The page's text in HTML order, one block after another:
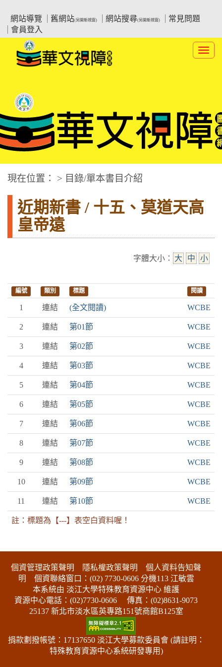
要
網站導覽
舊網站(另開新視窗) 網站搜尋(另開新視窗)
常見問題
會員登入
:::中央區塊
華文視障電子圖書網
現在位置： > 目錄/單本書目介紹
近期新書 / 十五、莫道天高
皇帝遠
字體大小： 大 中 小
編號 類別 標題 閱讀
1 連結 (全文閱讀) WCBE
2 連結 第01節 WCBE
3 連結 第02節 WCBE
4 連結 第03節 WCBE
5 連結 第04節 WCBE
6 連結 第05節 WCBE
7 連結 第06節 WCBE
8 連結 第07節 WCBE
9 連結 第08節 WCBE
10 連結 第09節 WCBE
11 連結 第10節 WCBE
註：標題為【---】表空白資料喔！
個資管理政策聲明 隱私權政策聲明
個人資料告知聲
明 個資聯絡窗口：(02) 7730-0606 分機113 江敏雲
本系統由 淡江大學特殊教育資源中心 維護
資源中心電話：(02)7730-0606
傳真：(02)8631-9073
25137 新北市淡水區英專路151號商館B125室
捐款劃撥帳號：17137650 淡江大學募款委員會 (請註明：
特殊教育資源中心系統研發專用)